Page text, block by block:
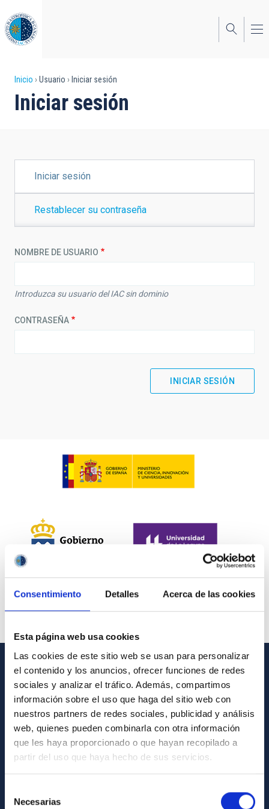
Consentimiento Detalles Acerca de las cookies
Esta página web usa cookies
Las cookies de este sitio web se usan para personalizar
el contenido y los anuncios, ofrecer funciones de redes
sociales y analizar el tráfico. Además, compartimos
información sobre el uso que haga del sitio web con
nuestros partners de redes sociales, publicidad y análisis
web, quienes pueden combinarla con otra información
que les haya proporcionado o que hayan recopilado a
partir del uso que haya hecho de sus servicios.
Necesarias
al
contenido
principal
Sobrescribir
enlaces
la
navegación
Inicio Usuario Iniciar sesión
Iniciar sesión
PRINCIPALES
Iniciar sesión
Restablecer su contraseña
NOMBRE DE USUARIO
Introduzca su usuario del IAC sin dominio
CONTRASEÑA
INFORMACIÓN GENERAL
Contacto
Cómo llegar al IAC
Directorio de personal
Biblioteca